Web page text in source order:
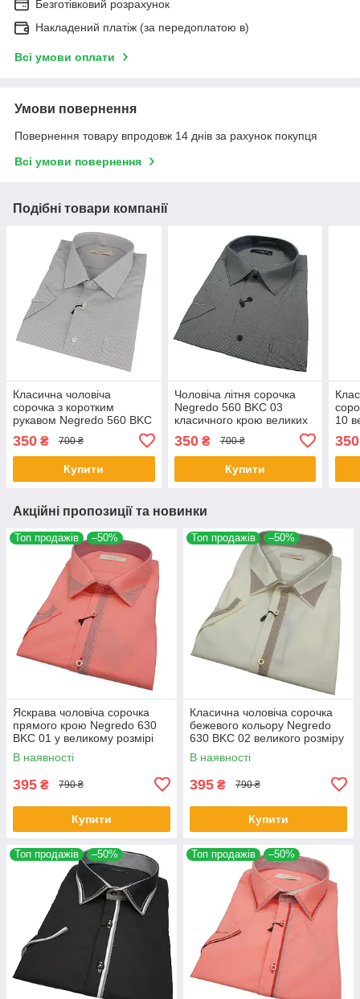
Безготівковий розрахунок
Накладений платіж (за передоплатою в)
Всі умови оплати
Умови повернення
Повернення товару впродовж 14 днів за рахунок покупця
Всі умови повернення
Подібні товари компанії
Класична чоловіча
сорочка з коротким
рукавом Negredo 560 BKC
350 ₴ 700 ₴
Купити
Чоловіча літня сорочка
Negredo 560 BKC 03
класичного крою великих
350₴ 700 ₴
Купити
10
350
Акційні пропозиції та новинки
Топ продажів –50%
Яскрава чоловіча сорочка
прямого крою Negredo 630
BKC 01 у великому розмірі
В наявності
395 ₴ 790 ₴
Купити
Топ продажів –50%
Класична чоловіча сорочка
бежевого кольору Negredo
630 BKC 02 великого розміру
В наявності
395 ₴ 790 ₴
Купити
Топ продажів –50% Топ продажів –50%